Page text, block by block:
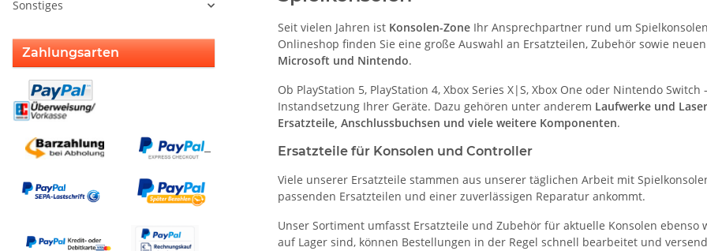
Seit vielen Jahren ist Konsolen-Zone Ihr Ansprechpartner rund um
Onlineshop finden Sie eine große Auswahl an Ersatzteilen, Zubehör sowie
Microsoft und Nintendo.
Ob PlayStation 5, PlayStation 4, Xbox Series X|S, Xbox One oder Nintendo
Instandsetzung Ihrer Geräte. Dazu gehören unter anderem Laufwerke und
Ersatzteile, Anschlussbuchsen und viele weitere Komponenten.
Ersatzteile für Konsolen und Controller
Viele unserer Ersatzteile stammen aus unserer täglichen Arbeit mit
passenden Ersatzteilen und einer zuverlässigen Reparatur ankommt.
Unser Sortiment umfasst Ersatzteile und Zubehör für aktuelle Konsolen
auf Lager sind, können Bestellungen in der Regel schnell bearbeitet und
Sonstiges
Zahlungsarten